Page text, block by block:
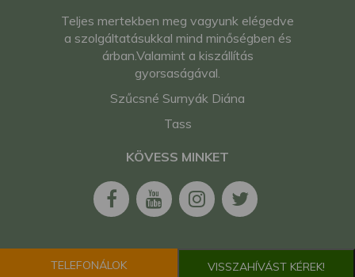
TELEFONÁLOK VISSZAHÍVÁST KÉREK!
Teljes mertekben meg vagyunk elégedve
a szolgáltatásukkal mind minőségben és
árban.Valamint a kiszállítás
gyorsaságával.
Szűcsné Surnyák Diána
Tass
KÖVESS MINKET
2026. Minden jog fenntartva. Kelet-Agro Kft.